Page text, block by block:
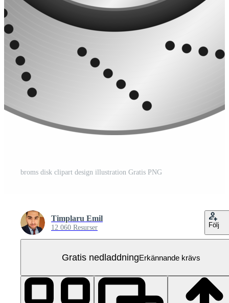
broms disk clipart design illustration Gratis PNG
Timplaru Emil
12 060 Resurser Följ
Gratis nedladdningErkännande krävs